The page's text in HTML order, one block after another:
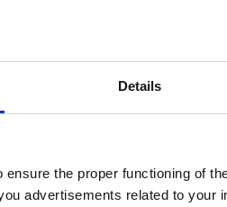
Details
the proper functioning of
advertisements related to your
MIL